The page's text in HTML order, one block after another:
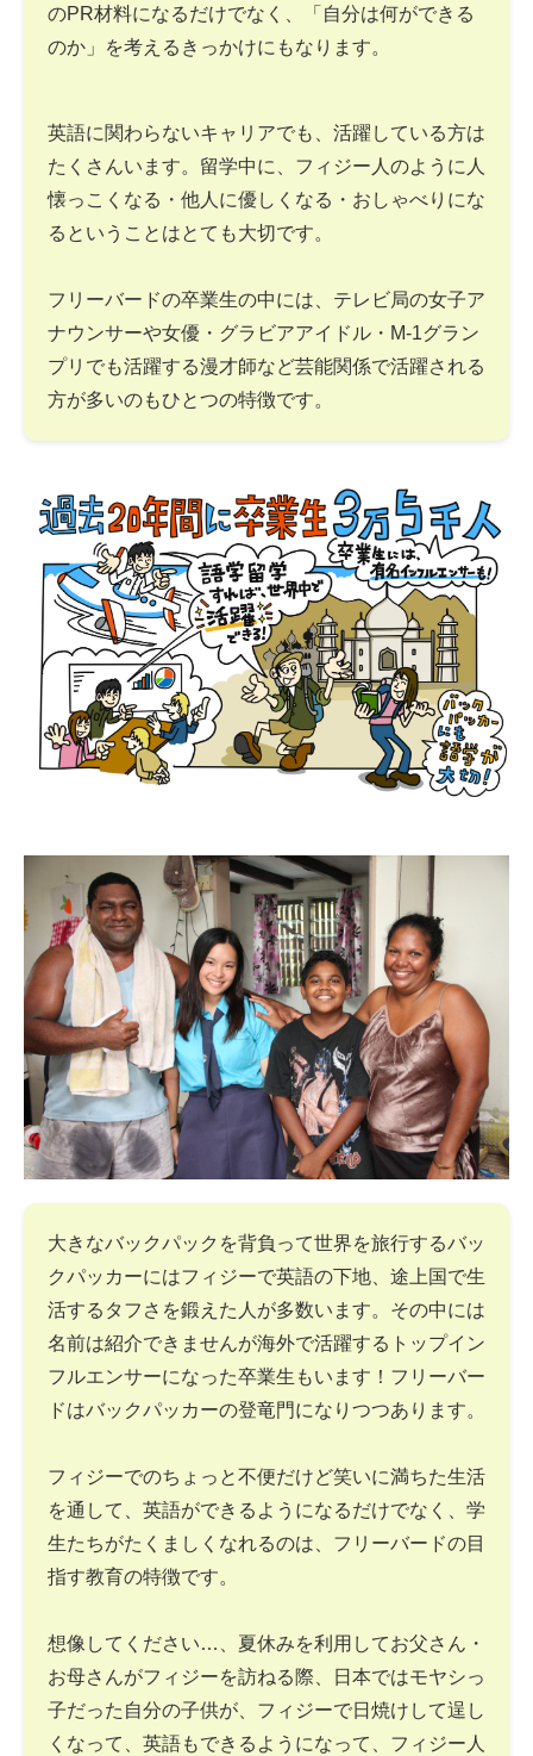
のPR材料になるだけでなく、「自分は何ができる
のか」を考えるきっかけにもなります。
英語に関わらないキャリアでも、活躍している方は
たくさんいます。留学中に、フィジー人のように人
懐っこくなる・他人に優しくなる・おしゃべりにな
るということはとても大切です。
フリーバードの卒業生の中には、テレビ局の女子ア
ナウンサーや女優・グラビアアイドル・M-1グラン
プリでも活躍する漫才師など芸能関係で活躍される
方が多いのもひとつの特徴です。
大きなバックパックを背負って世界を旅行するバッ
クパッカーにはフィジーで英語の下地、途上国で生
活するタフさを鍛えた人が多数います。その中には
名前は紹介できませんが海外で活躍するトップイン
フルエンサーになった卒業生もいます！フリーバー
ドはバックパッカーの登竜門になりつつあります。
フィジーでのちょっと不便だけど笑いに満ちた生活
を通して、英語ができるようになるだけでなく、学
生たちがたくましくなれるのは、フリーバードの目
指す教育の特徴です。
想像してください…、夏休みを利用してお父さん・
お母さんがフィジーを訪ねる際、日本ではモヤシっ
子だった自分の子供が、フィジーで日焼けして逞し
くなって、英語もできるようになって、フィジー人